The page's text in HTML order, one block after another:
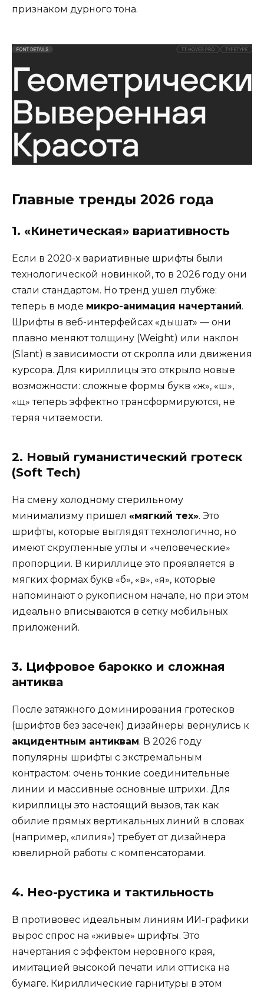
признаком дурного тона.
Главные тренды 2026 года
1. «Кинетическая» вариативность
Если в 2020-х вариативные шрифты были
технологической новинкой, то в 2026 году они
стали стандартом. Но тренд ушел глубже:
теперь в моде микро-анимация начертаний.
Шрифты в веб-интерфейсах «дышат» — они
плавно меняют толщину (Weight) или наклон
(Slant) в зависимости от скролла или движения
курсора. Для кириллицы это открыло новые
возможности: сложные формы букв «ж», «ш»,
«щ» теперь эффектно трансформируются, не
теряя читаемости.
2. Новый гуманистический гротеск
(Soft Tech)
На смену холодному стерильному
минимализму пришел «мягкий тех». Это
шрифты, которые выглядят технологично, но
имеют скругленные углы и «человеческие»
пропорции. В кириллице это проявляется в
мягких формах букв «б», «в», «я», которые
напоминают о рукописном начале, но при этом
идеально вписываются в сетку мобильных
приложений.
3. Цифровое барокко и сложная
антиква
После затяжного доминирования гротесков
(шрифтов без засечек) дизайнеры вернулись к
акцидентным антиквам. В 2026 году
популярны шрифты с экстремальным
контрастом: очень тонкие соединительные
линии и массивные основные штрихи. Для
кириллицы это настоящий вызов, так как
обилие прямых вертикальных линий в словах
(например, «лилия») требует от дизайнера
ювелирной работы с компенсаторами.
4. Нео-рустика и тактильность
В противовес идеальным линиям ИИ-графики
вырос спрос на «живые» шрифты. Это
начертания с эффектом неровного края,
имитацией высокой печати или оттиска на
бумаге. Кириллические гарнитуры в этом